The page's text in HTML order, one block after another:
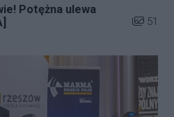
Potężna ulewa
Liczba
51